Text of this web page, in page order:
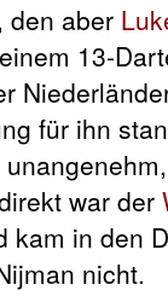
den aber
13-
für ihn
war der
in den
nicht.